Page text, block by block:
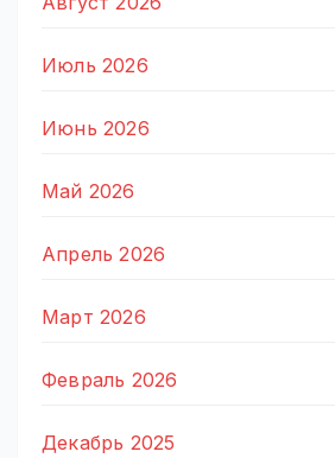
Июль 2026
Июнь 2026
Май 2026
Апрель 2026
Март 2026
Февраль 2026
Декабрь 2025